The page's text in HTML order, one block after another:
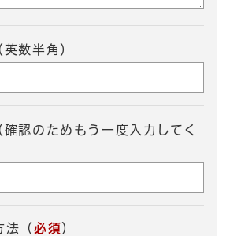
数半角）
確認のためもう一度入力してく
法 （ 必須）